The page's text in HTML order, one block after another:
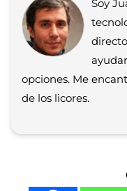
Soy
opciones. Me
de los licores.